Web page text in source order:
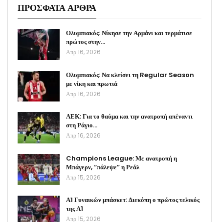
ΠΡΟΣΦΑΤΑ ΑΡΘΡΑ
Ολυμπιακός: Νίκησε την Αρμάνι και τερμάτισε
πρώτος στην…
Απρ 16, 2026
Ολυμπιακός: Να κλείσει τη Regular Season
με νίκη και πρωτιά
Απρ 16, 2026
ΑΕΚ: Για το θαύμα και την ανατροπή απέναντι
στη Ράγιο…
Απρ 16, 2026
Champions League: Με ανατροπή η
Μπάγερν, “πάλεψε” η Ρεάλ
Απρ 15, 2026
Α1 Γυναικών μπάσκετ: Διεκόπη ο πρώτος τελικός
της Α1
Απρ 15, 2026